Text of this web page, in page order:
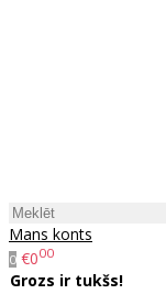
Mans konts
0 €000
Grozs ir tukšs!